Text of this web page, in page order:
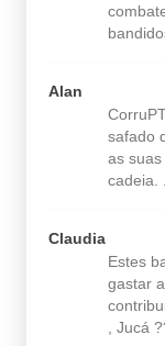
Alan
safado
as
cadeia.
Claudia
Estes
gastar
, Jucá